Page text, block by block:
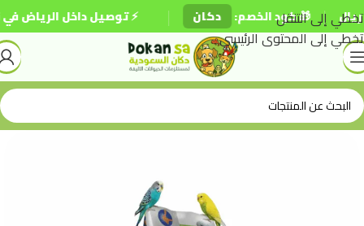
تخطي إلى التنقل
تخطي إلى المحتوى الرئيسي
⚡ توصيل داخل الرياض في | 🎁 كود الخصم: دكان |